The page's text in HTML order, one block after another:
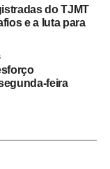
do TJMT
e a luta para
feira